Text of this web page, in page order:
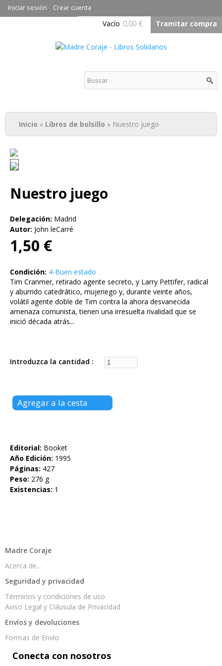
Pasar al
contenido
principal
Iniciar sesión Crear cuenta
Vacío 0,00 € Tramitar compra
Madre Coraje - Libros
Solidarios
Usted está aquí
Inicio » Libros de bolsillo » Nuestro juego
Nuestro juego
Delegación: Madrid
Autor: John leCarré
1,50 €
Condición: 4-Buen estado
Tim Cranmer, retirado agente secreto, y Larry Pettifer, radical
y aburrido catedrático, mujeriego y, durante veinte años,
volátil agente doble de Tim contra la ahora desvanecida
amenaza comunista, tienen una irresuelta rivalidad que se
inició década atrás...
Introduzca la cantidad
Editorial: Booket
Año Edición: 1995
Páginas: 427
Peso: 276 g
Existencias: 1
Madre Coraje
Acerca de...
Seguridad y privacidad
Términos y condiciones de uso
Aviso Legal y Cláusula de Privacidad
Envíos y devoluciones
Formas de Envío
Conecta con nosotros